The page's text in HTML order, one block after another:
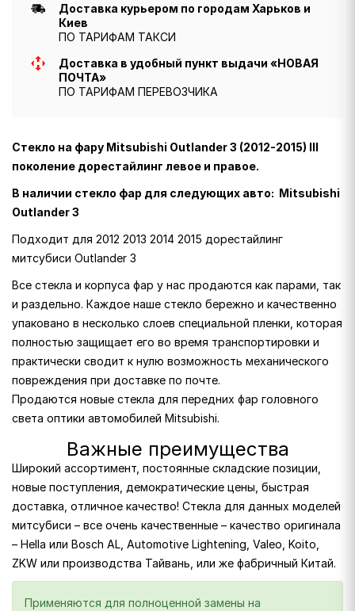
Доставка курьером по городам Харьков и
Киев
ПО ТАРИФАМ ТАКСИ
Доставка в удобный пункт выдачи «НОВАЯ
ПОЧТА»
ПО ТАРИФАМ ПЕРЕВОЗЧИКА
Стекло на фару Mitsubishi Outlander 3 (2012-2015) III
поколение дорестайлинг левое и правое.
В наличии стекло фар для следующих авто: Mitsubishi
Outlander 3
Подходит для 2012 2013 2014 2015 дорестайлинг
митсубиси Outlander 3
Все стекла и корпуса фар у нас продаются как парами, так
и раздельно. Каждое наше стекло бережно и качественно
упаковано в несколько слоев специальной пленки, которая
полностью защищает его во время транспортировки и
практически сводит к нулю возможность механического
повреждения при доставке по почте.
Продаются новые стекла для передних фар головного
света оптики автомобилей Mitsubishi.
Важные преимущества
Широкий ассортимент, постоянные складские позиции,
новые поступления, демократические цены, быстрая
доставка, отличное качество! Стекла для данных моделей
митсубиси – все очень качественные – качество оригинала
– Hella или Bosch AL, Automotive Lightening, Valeo, Koito,
ZKW или производства Тайвань, или же фабричный Китай.
Применяются для полноценной замены на